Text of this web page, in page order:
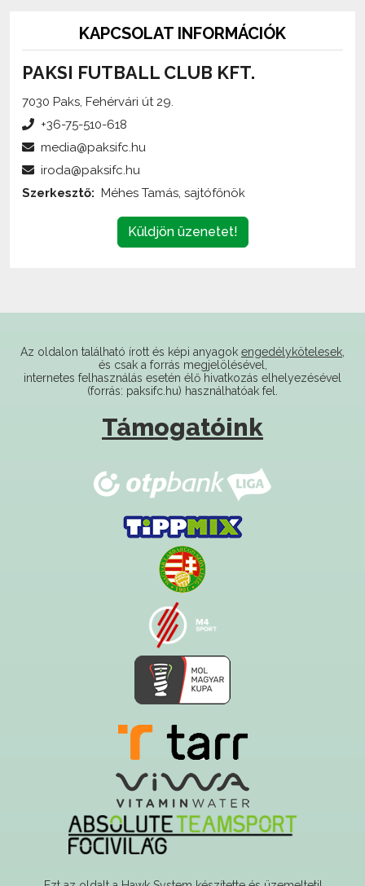
PAKSI FUTBALL CLUB KFT.
7030 Paks, Fehérvári út 29.
Küldjön üzenetet!
internetes felhasználás esetén élő hivatkozás elhelyezésével
(forrás: paksifc.hu) használhatóak fel.
Támogatóink
Ezt az oldalt a Hawk System készítette és üzemelteti!